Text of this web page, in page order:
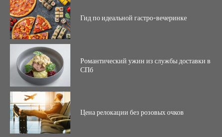
Гид по идеальной гастро-вечеринке
Романтический ужин из службы доставки в
СПб
Цена релокации без розовых очков